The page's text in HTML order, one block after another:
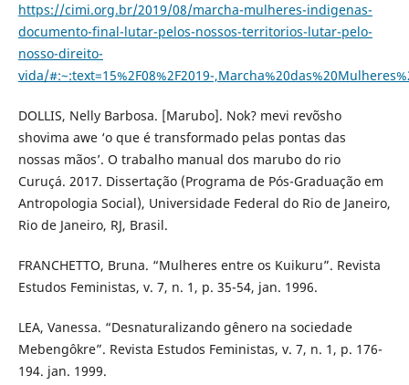
https://cimi.org.br/2019/08/marcha-mulheres-indigenas-
documento-final-lutar-pelos-nossos-territorios-lutar-pelo-
nosso-direito-
vida/#:~:text=15%2F08%2F2019-
DOLLIS, Nelly Barbosa. [Marubo]. Nok? mevi revõsho
shovima awe ‘o que é transformado pelas pontas das
nossas mãos’. O trabalho manual dos marubo do rio
Curuçá. 2017. Dissertação (Programa de Pós-Graduação em
Antropologia Social), Universidade Federal do Rio de Janeiro,
Rio de Janeiro, RJ, Brasil.
FRANCHETTO, Bruna. “Mulheres entre os Kuikuru”. Revista
Estudos Feministas, v. 7, n. 1, p. 35-54, jan. 1996.
LEA, Vanessa. “Desnaturalizando gênero na sociedade
Mebengôkre”. Revista Estudos Feministas, v. 7, n. 1, p. 176-
194. jan. 1999.